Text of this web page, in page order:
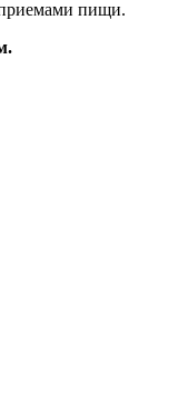
приемами пищи.